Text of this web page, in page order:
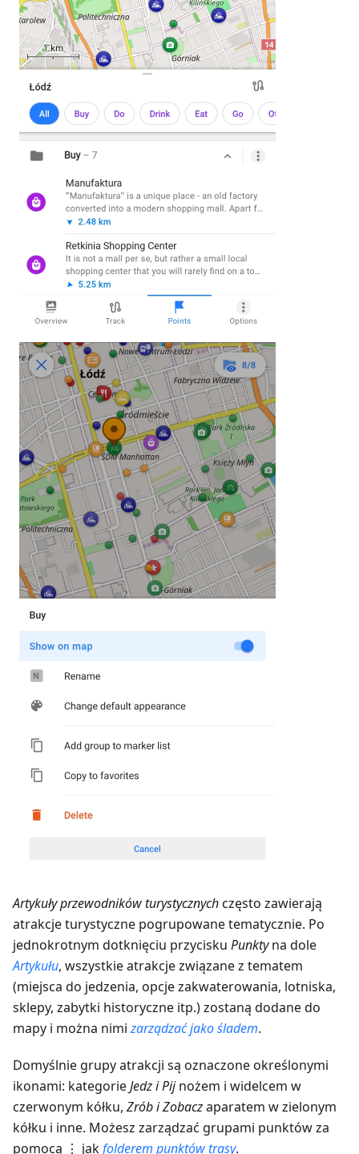
Artykuły przewodników turystycznychczęsto zawierają
atrakcje turystyczne pogrupowane tematycznie. Po
jednokrotnym dotknięciu przycisku Punktyna dole
Artykułu, wszystkie atrakcje związane z tematem
(miejsca do jedzenia, opcje zakwaterowania, lotniska,
sklepy, zabytki historyczne itp.) zostaną dodane do
mapy i można nimizarządzać jako śladem.
Domyślnie grupy atrakcji są oznaczone określonymi
ikonami: kategorieJedz i Pijnożem i widelcem w
czerwonym kółku, Zrób i Zobaczaparatem w zielonym
kółku i inne. Możesz zarządzać grupami punktów za
pomocą ⋮ jakfolderem punktów trasy.